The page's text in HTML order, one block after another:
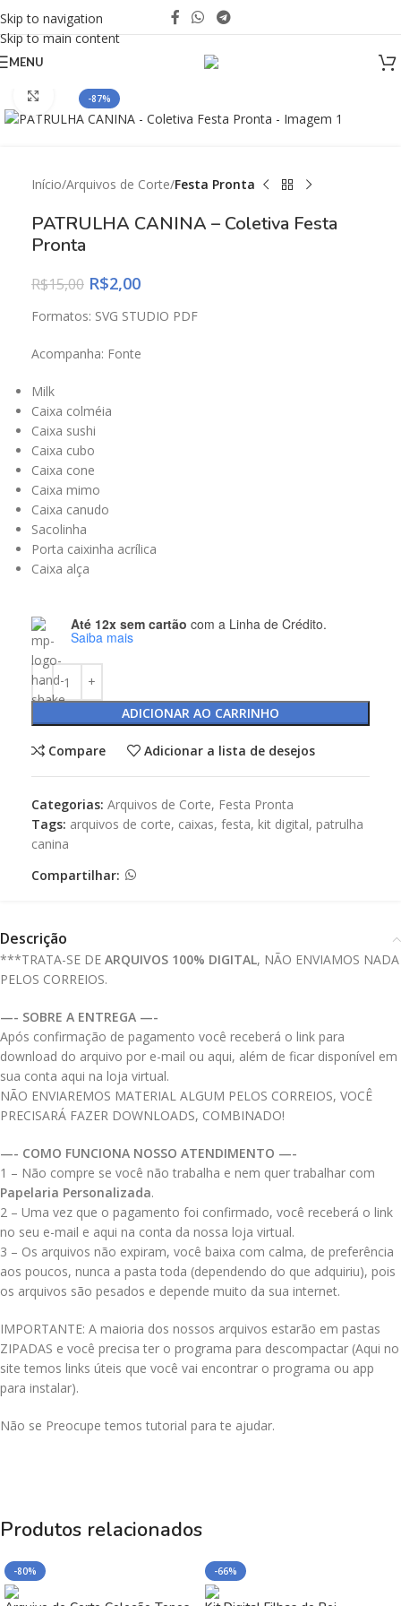
Skip to navigation
Skip to main content
MENU
-87%
Click to enlarge
Início Arquivos de Corte Festa Pronta
PATRULHA CANINA – Coletiva Festa
Pronta
R$15,00 R$2,00
Formatos: SVG STUDIO PDF
Acompanha: Fonte
Milk
Caixa colméia
Caixa sushi
Caixa cubo
Caixa cone
Caixa mimo
Caixa canudo
Sacolinha
Porta caixinha acrílica
Caixa alça
Até 12x sem cartão com a Linha de Crédito.
Saiba mais
ADICIONAR AO CARRINHO
Compare Adicionar a lista de desejos
Categorias: Arquivos de Corte, Festa Pronta
Tags: arquivos de corte, caixas, festa, kit digital, patrulha
canina
Compartilhar:
Descrição
***TRATA-SE DE ARQUIVOS 100% DIGITAL, NÃO ENVIAMOS NADA
PELOS CORREIOS.
—- SOBRE A ENTREGA —-
Após confirmação de pagamento você receberá o link para
download do arquivo por e-mail ou aqui, além de ficar disponível em
sua conta aqui na loja virtual.
NÃO ENVIAREMOS MATERIAL ALGUM PELOS CORREIOS, VOCÊ
PRECISARÁ FAZER DOWNLOADS, COMBINADO!
—- COMO FUNCIONA NOSSO ATENDIMENTO —-
1 – Não compre se você não trabalha e nem quer trabalhar com
Papelaria Personalizada.
2 – Uma vez que o pagamento foi confirmado, você receberá o link
no seu e-mail e aqui na conta da nossa loja virtual.
3 – Os arquivos não expiram, você baixa com calma, de preferência
aos poucos, nunca a pasta toda (dependendo do que adquiriu), pois
os arquivos são pesados e depende muito da sua internet.
IMPORTANTE: A maioria dos nossos arquivos estarão em pastas
ZIPADAS e você precisa ter o programa para descompactar (Aqui no
site temos links úteis que você vai encontrar o programa ou app
para instalar).
Não se Preocupe temos tutorial para te ajudar.
Produtos relacionados
-80% -66%